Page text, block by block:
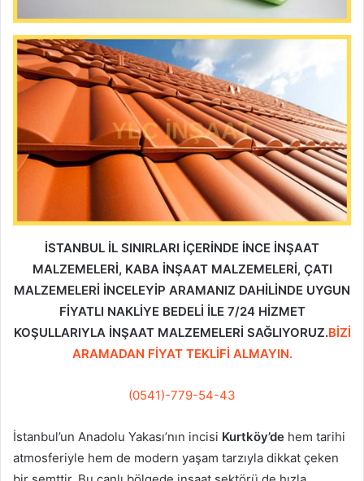
İSTANBUL İL SINIRLARI İÇERİNDE İNCE İNŞAAT
MALZEMELERİ, KABA İNŞAAT MALZEMELERİ, ÇATI
MALZEMELERİ İNCELEYİP ARAMANIZ DAHİLİNDE UYGUN
FİYATLI NAKLİYE BEDELİ İLE 7/24 HİZMET
KOŞULLARIYLA İNŞAAT MALZEMELERİ SAĞLIYORUZ.BİZİ
ARAMADAN FİYAT TEKLİFİ ALMAYIN.
(0541)-779-54-43
İstanbul’un Anadolu Yakası’nın incisi Kurtköy’de hem tarihi
atmosferiyle hem de modern yaşam tarzıyla dikkat çeken